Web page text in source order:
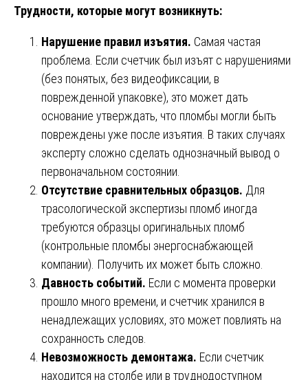
Трудности, которые могут возникнуть:
Нарушение правил изъятия. Самая частая
проблема. Если счетчик был изъят с нарушениями
(без понятых, без видеофиксации, в
поврежденной упаковке), это может дать
основание утверждать, что пломбы могли быть
повреждены уже после изъятия. В таких случаях
эксперту сложно сделать однозначный вывод о
первоначальном состоянии.
Отсутствие сравнительных образцов. Для
трасологической экспертизы пломб иногда
требуются образцы оригинальных пломб
(контрольные пломбы энергоснабжающей
компании). Получить их может быть сложно.
Давность событий. Если с момента проверки
прошло много времени, и счетчик хранился в
ненадлежащих условиях, это может повлиять на
сохранность следов.
Невозможность демонтажа. Если счетчик
находится на столбе или в труднодоступном